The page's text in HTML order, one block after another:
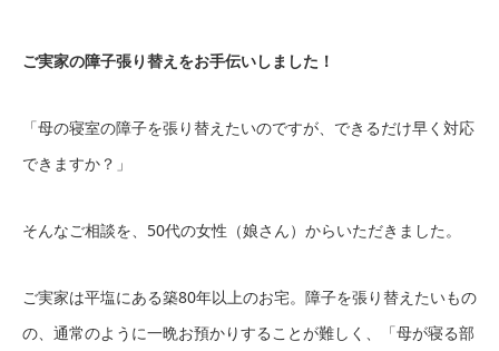
ご実家の障子張り替えをお手伝いしました！
「母の寝室の障子を張り替えたいのですが、できるだけ早く対応
できますか？」
そんなご相談を、50代の女性（娘さん）からいただきました。
ご実家は平塩にある築80年以上のお宅。障子を張り替えたいもの
の、通常のように一晩お預かりすることが難しく、「母が寝る部